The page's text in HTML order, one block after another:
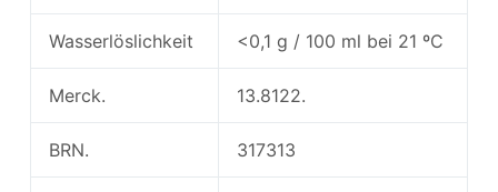
Wasserlöslichkeit <0,1 g / 100 ml bei 21 ºC
Merck. 13.8122.
BRN. 317313